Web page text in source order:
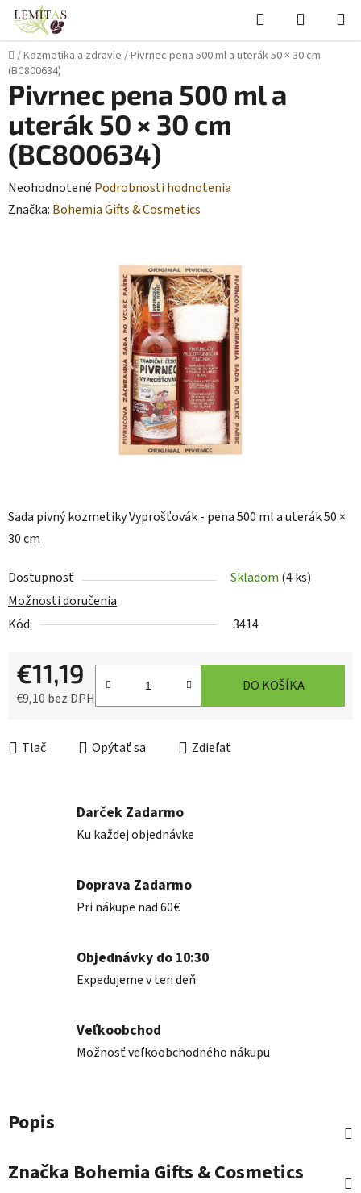
Prejsť
obsah
Hľadať
KOŠÍK
Domov
/Kozmetika a zdravie/Pivrnec pena 500 ml a uterák 50 × 30 cm
(BC800634)
Sada pivný kozmetiky Vyprošťovák - pena 500 ml a uterák 50 ×
30 cm
Dostupnosť Skladom (4 ks)
Možnosti doručenia
Kód:
3414
€11,19
€9,10 bez DPH
DO KOŠÍKA
Tlač Opýtať sa Zdieľať
Pivrnec pena 500 ml a
uterák 50 × 30 cm
(BC800634)
Priemerné
hodnotenie
Neohodnotené Podrobnosti hodnotenia
Značka: Bohemia Gifts & Cosmetics
Darček Zadarmo
Ku každej objednávke
Doprava Zadarmo
Pri nákupe nad 60€
Objednávky do 10:30
Expedujeme v ten deň.
Veľkoobchod
Možnosť veľkoobchodného nákupu
Popis
Značka Bohemia Gifts & Cosmetics